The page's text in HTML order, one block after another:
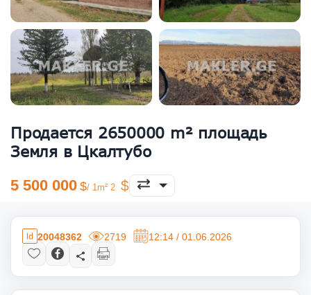
Продается 2650000 m² площадь
Земля в Цкалтубо
5 500 000 / 1m² 2
20048362 2719 12:14 / 01.06.2026